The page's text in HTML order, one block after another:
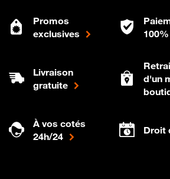
Promos
exclusives
Livraison
gratuite
d'un
À vos cotés
24h/24
Droit